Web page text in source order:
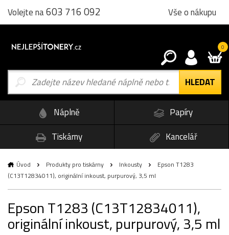
Volejte na603 716 092 Vše o nákupu
0
Náplně
Papíry
Tiskárny
Kancelář
Úvod Produkty pro tiskárny Inkousty
Epson T1283
(C13T12834011), originální inkoust, purpurový, 3,5 ml
Epson T1283 (C13T12834011),
originální inkoust, purpurový, 3,5 ml